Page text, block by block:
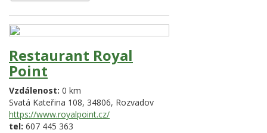
Restaurant Royal
Point
Vzdálenost: 0 km
Svatá Kateřina 108, 34806, Rozvadov
https://www.royalpoint.cz/
tel: 607 445 363